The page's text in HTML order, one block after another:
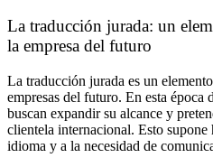
La traducción jurada: un
la empresa del futuro
La traducción jurada es un
empresas del futuro. En esta época
buscan expandir su alcance y
clientela internacional. Esto supone
idioma y a la necesidad de